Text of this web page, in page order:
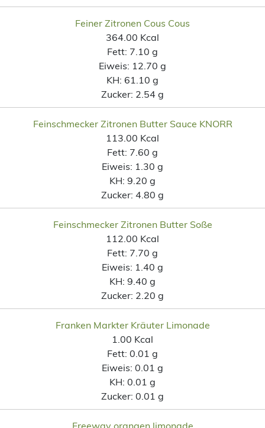
Feiner Zitronen Cous Cous
364.00 Kcal
Fett: 7.10 g
Eiweis: 12.70 g
KH: 61.10 g
Zucker: 2.54 g
Feinschmecker Zitronen Butter Sauce KNORR
113.00 Kcal
Fett: 7.60 g
Eiweis: 1.30 g
KH: 9.20 g
Zucker: 4.80 g
Feinschmecker Zitronen Butter Soße
112.00 Kcal
Fett: 7.70 g
Eiweis: 1.40 g
KH: 9.40 g
Zucker: 2.20 g
Franken Markter Kräuter Limonade
1.00 Kcal
Fett: 0.01 g
Eiweis: 0.01 g
KH: 0.01 g
Zucker: 0.01 g
Freeway orangen limonade